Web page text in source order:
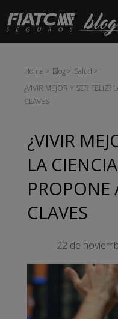
Saltar al contenido
Home Blog
Salud
¿VIVIR MEJOR Y SER
CLAVES
¿VIVIR
LA
PROPONE
CLAVES
22 de